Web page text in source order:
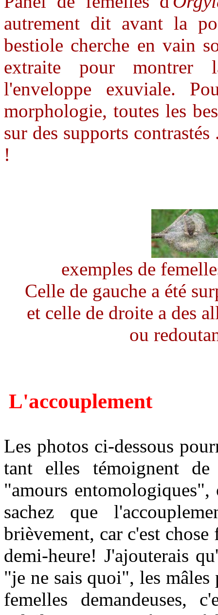
autrement dit avant la
bestiole cherche en vain
extraite pour montrer
l'enveloppe exuviale.
morphologie, toutes les
sur des supports
!
exemples de
Celle de gauche a été
et celle de droite a des
ou
L'accouplement
Les photos ci-dessous
tant elles témoignent
"amours
sachez que
brièvement, car c'est
demi-heure! J'ajouterais
"je ne sais quoi", les mâles
femelles demandeuses,